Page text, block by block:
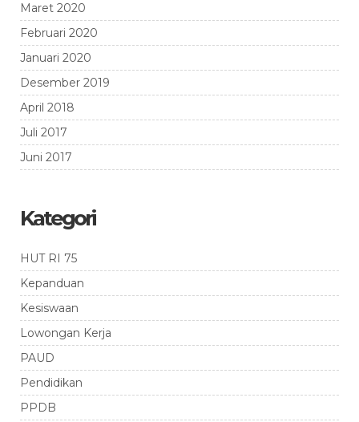
Maret 2020
Februari 2020
Januari 2020
Desember 2019
April 2018
Juli 2017
Juni 2017
Kategori
HUT RI 75
Kepanduan
Kesiswaan
Lowongan Kerja
PAUD
Pendidikan
PPDB